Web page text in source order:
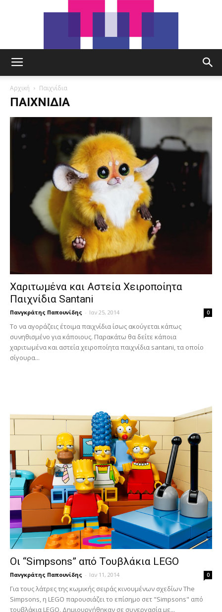
Αρχική Παιχνίδια
ΠΑΙΧΝΊΔΙΑ
Χαριτωμένα και Αστεία Χειροποίητα
Παιχνίδια Santani
Πανγκράτης Παπουνίδης - Ιαν 25, 2014 0
Το να αγοράζεις έτοιμα παιχνίδια ίσως ακούγεται κάπως
συνηθισμένο για κάποιους. Παρακάτω θα δείτε κάποια
χαριτωμένα και αστεία χειροποίητα παιχνίδια santani, τα οποίο
σίγουρα...
Οι “Simpsons” από Τουβλάκια LEGO
Πανγκράτης Παπουνίδης - Ιαν 11, 2014 0
Για τους λάτρες της κωμικής σειράς κινουμένων σχεδίων The
Simpsons, η LEGO παρουσιάζει το επίσημο σετ "Simpsons" από
τουβλάκια LEGO. Δημιουργήθηκαν σε συνεργασία με...